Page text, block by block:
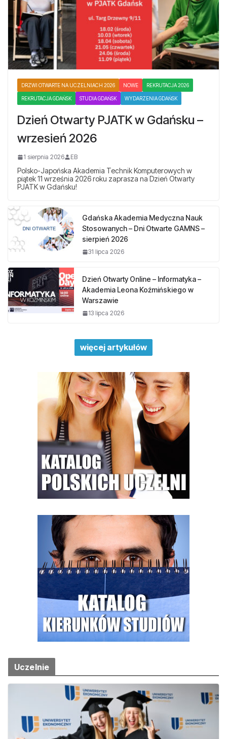
DRZWI OTWARTE NA UCZELNIACH 2026 NOWE REKRUTACJA 2026
REKRUTACJA GDAŃSK STUDIA GDAŃSK WYDARZENIA GDAŃSK
Dzień Otwarty PJATK w Gdańsku –
wrzesień 2026
1 sierpnia 2026 EB
Polsko-Japońska Akademia Technik Komputerowych w
piątek 11 września 2026 roku zaprasza na Dzień Otwarty
PJATK w Gdańsku!
Gdańska Akademia Medyczna Nauk
Stosowanych – Dni Otwarte GAMNS –
sierpień 2026
31 lipca 2026
Dzień Otwarty Online – Informatyka –
Akademia Leona Koźmińskiego w
Warszawie
13 lipca 2026
więcej artykułów
Uczelnie